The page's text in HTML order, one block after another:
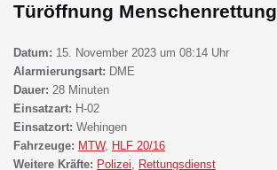
Türöffnung Menschenrettung
Datum: 15. November 2023 um 08:14 Uhr
Alarmierungsart: DME
Dauer: 28 Minuten
Einsatzart: H-02
Einsatzort: Wehingen
Fahrzeuge: MTW, HLF 20/16
Weitere Kräfte: Polizei, Rettungsdienst